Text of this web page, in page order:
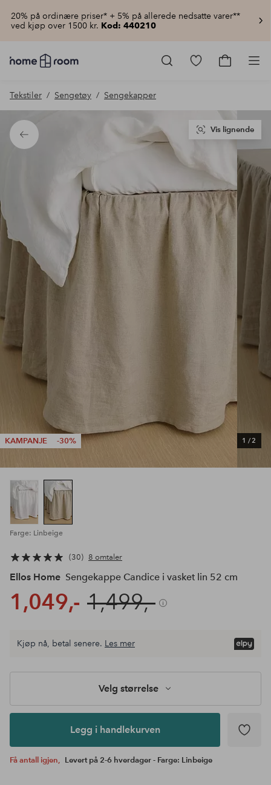
20% på ordinære priser* + 5% på allerede nedsatte varer**
ved kjøp over 1500 kr. Kod: 440210
Homeroom
–
hjemmet
til
lav
pris
Gå
Gå
Tekstiler Sengetøy Sengekapper
Tilbake
KAMPANJE -30% 1 /2
Vis lignende
Farge: Linbeige
30 8 omtaler
Ellos Home Sengekappe Candice i vasket lin 52 cm
1,049,- 1,499,-
størrelse
Legg i
Kjøp nå, betal senere. Les mer
Velg størrelse
Legg i handlekurven
Få antall igjen, Levert på 2-6 hverdager - Farge: Linbeige